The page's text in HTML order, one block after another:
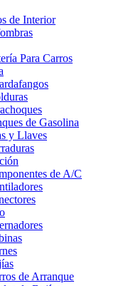
de Interior
Para Carros
de Gasolina
y Llaves
de A/C
de Arranque